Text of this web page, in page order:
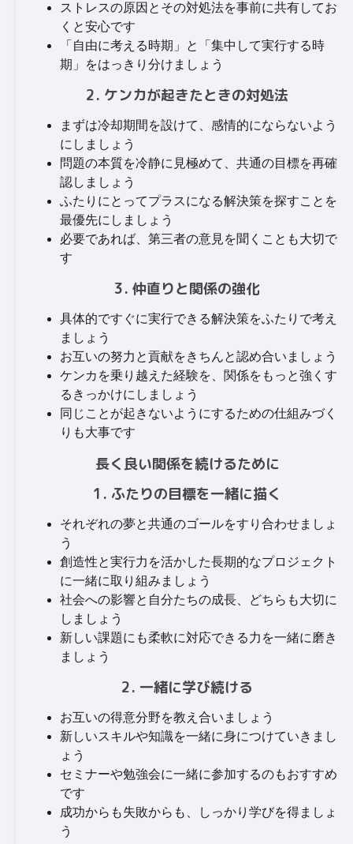
ストレスの原因とその対処法を事前に共有してお
くと安心です
「自由に考える時期」と「集中して実行する時
期」をはっきり分けましょう
2. ケンカが起きたときの対処法
まずは冷却期間を設けて、感情的にならないよう
にしましょう
問題の本質を冷静に見極めて、共通の目標を再確
認しましょう
ふたりにとってプラスになる解決策を探すことを
最優先にしましょう
必要であれば、第三者の意見を聞くことも大切で
す
3. 仲直りと関係の強化
具体的ですぐに実行できる解決策をふたりで考え
ましょう
お互いの努力と貢献をきちんと認め合いましょう
ケンカを乗り越えた経験を、関係をもっと強くす
るきっかけにしましょう
同じことが起きないようにするための仕組みづく
りも大事です
長く良い関係を続けるために
1. ふたりの目標を一緒に描く
それぞれの夢と共通のゴールをすり合わせましょ
う
創造性と実行力を活かした長期的なプロジェクト
に一緒に取り組みましょう
社会への影響と自分たちの成長、どちらも大切に
しましょう
新しい課題にも柔軟に対応できる力を一緒に磨き
ましょう
2. 一緒に学び続ける
お互いの得意分野を教え合いましょう
新しいスキルや知識を一緒に身につけていきまし
ょう
セミナーや勉強会に一緒に参加するのもおすすめ
です
成功からも失敗からも、しっかり学びを得ましょ
う